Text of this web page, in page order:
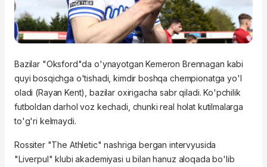
Bazilar "Oksford"da o'ynayotgan Kemeron Brennagan kabi
quyi bosqichga o'tishadi, kimdir boshqa chempionatga yo'l
oladi (Rayan Kent), bazilar oxirigacha sabr qiladi. Ko'pchilik
futboldan darhol voz kechadi, chunki real holat kutilmalarga
to'g'ri kelmaydi.
Rossiter "The Athletic" nashriga bergan intervyusida
"Liverpul" klubi akademiyasi u bilan hanuz aloqada bo'lib